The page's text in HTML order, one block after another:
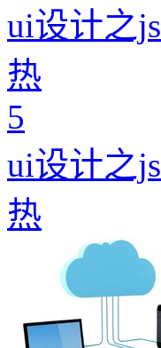
ui设计之
热
5
ui设计之
热